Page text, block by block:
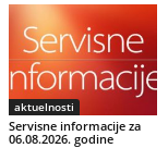
aktuelnosti
Servisne informacije za
06.08.2026. godine